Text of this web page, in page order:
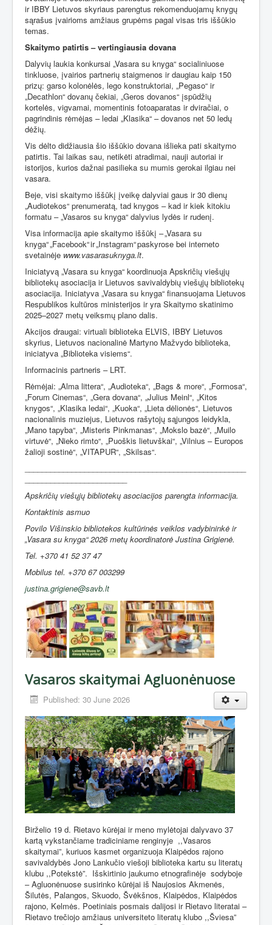
ir IBBY Lietuvos skyriaus parengtus rekomenduojamų knygų
sąrašus įvairioms amžiaus grupėms pagal visas tris iššūkio
temas.
Skaitymo patirtis – vertingiausia dovana
Dalyvių laukia konkursai „Vasara su knyga“ socialiniuose
tinkluose, įvairios partnerių staigmenos ir daugiau kaip 150
prizų: garso kolonėlės, lego konstruktoriai, „Pegaso“ ir
„Decathlon“ dovanų čekiai, „Geros dovanos“ įspūdžių
kortelės, vigvamai, momentinis fotoaparatas ir dviračiai, o
pagrindinis rėmėjas – ledai „Klasika“ – dovanos net 50 ledų
dėžių.
Vis dėlto didžiausia šio iššūkio dovana išlieka pati skaitymo
patirtis. Tai laikas sau, netikėti atradimai, nauji autoriai ir
istorijos, kurios dažnai pasilieka su mumis gerokai ilgiau nei
vasara.
Beje, visi skaitymo iššūkį įveikę dalyviai gaus ir 30 dienų
„Audiotekos“ prenumeratą, tad knygos – kad ir kiek kitokiu
formatu – „Vasaros su knyga“ dalyvius lydės ir rudenį.
Visa informacija apie skaitymo iššūkį – „Vasara su
knyga“ „Facebook“ ir „Instagram“ paskyrose bei interneto
svetainėje www.vasarasuknyga.lt.
Iniciatyvą „Vasara su knyga“ koordinuoja Apskričių viešųjų
bibliotekų asociacija ir Lietuvos savivaldybių viešųjų bibliotekų
asociacija. Iniciatyva „Vasara su knyga“ finansuojama Lietuvos
Respublikos kultūros ministerijos ir yra Skaitymo skatinimo
2025–2027 metų veiksmų plano dalis.
Akcijos draugai: virtuali biblioteka ELVIS, IBBY Lietuvos
skyrius, Lietuvos nacionalinė Martyno Mažvydo biblioteka,
iniciatyva „Biblioteka visiems“.
Informacinis partneris – LRT.
Rėmėjai: „Alma littera“, „Audioteka“, „Bags & more“, „Formosa“,
„Forum Cinemas“, „Gera dovana“, „Julius Meinl“, „Kitos
knygos“, „Klasika ledai“, „Kuoka“, „Lieta dėlionės“, Lietuvos
nacionalinis muziejus, Lietuvos rašytojų sąjungos leidykla,
„Mano tapyba“, „Misteris Pinkmanas“, „Mokslo bazė“, „Muilo
virtuvė“, „Nieko rimto“, „Puoškis lietuvškai“, „Vilnius – Europos
žalioji sostinė“, „VITAPUR“, „Skilsas“.
Apskričių viešųjų bibliotekų asociacijos parengta informacija.
Kontaktinis asmuo
Povilo Višinskio bibliotekos kultūrinės veiklos vadybininkė ir
„Vasara su knyga“ 2026 metų koordinatorė Justina Grigienė.
Tel. +370 41 52 37 47
Mobilus tel. +370 67 003299
justina.grigiene@savb.lt
Vasaros skaitymai Agluonėnuose
Published: 30 June 2026
Birželio 19 d. Rietavo kūrėjai ir meno mylėtojai dalyvavo 37
kartą vykstančiame tradiciniame renginyje ,,Vasaros
skaitymai”, kuriuos kasmet organizuoja Klaipėdos rajono
savivaldybės Jono Lankučio viešoji biblioteka kartu su literatų
klubu ,,Potekstė”. Išskirtinio jaukumo etnografinėje sodyboje
– Agluonėnuose susirinko kūrėjai iš Naujosios Akmenės,
Šilutės, Palangos, Skuodo, Švėkšnos, Klaipėdos, Klaipėdos
rajono, Kelmės. Poetiniais posmais dalijosi ir Rietavo literatai –
Rietavo trečiojo amžiaus universiteto literatų klubo ,,Šviesa”